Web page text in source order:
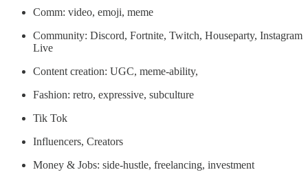
Comm: video, emoji, meme
Community: Discord, Fortnite, Twitch, Houseparty, Instagram
Live
Content creation: UGC, meme-ability,
Fashion: retro, expressive, subculture
Tik Tok
Influencers, Creators
Money & Jobs: side-hustle, freelancing, investment